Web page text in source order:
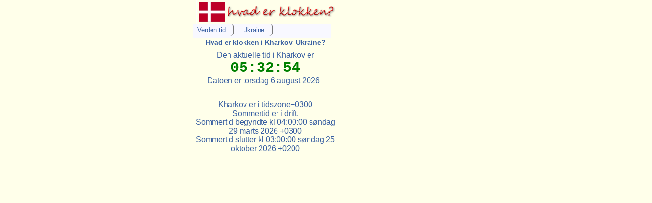
Verden tid Ukraine
Hvad er klokken i Kharkov, Ukraine?
Den aktuelle tid i Kharkov er
05:32:54
Datoen er torsdag 6 august 2026
Kharkov er i tidszone+0300
Sommertid er i drift.
Sommertid begyndte kl 04:00:00 søndag
29 marts 2026 +0300
Sommertid slutter kl 03:00:00 søndag 25
oktober 2026 +0200